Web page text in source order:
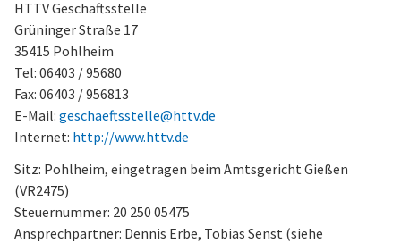
HTTV Geschäftsstelle
Grüninger Straße 17
35415 Pohlheim
Tel: 06403 / 95680
Fax: 06403 / 956813
E-Mail: geschaeftsstelle@httv.de
Internet: http://www.httv.de
Sitz: Pohlheim, eingetragen beim Amtsgericht Gießen
(VR2475)
Steuernummer: 20 250 05475
Ansprechpartner: Dennis Erbe, Tobias Senst (siehe